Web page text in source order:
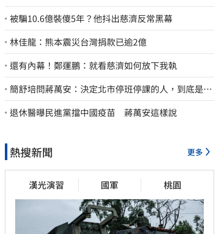
被騙10.6億裝傻5年？他抖出慈濟反常黑幕
林佳龍：熊本震災台灣捐款已逾2億
還有內幕！鄭運鵬：就看慈濟如何放下我執
簡舒培問蔣萬安：決定北市停班停課的人，到底是台
北市長，還是氣象署？
退休醫曝民進黨擋中國疫苗 蔣萬安這樣說
熱搜新聞 更多
漢光演習 國軍 桃園